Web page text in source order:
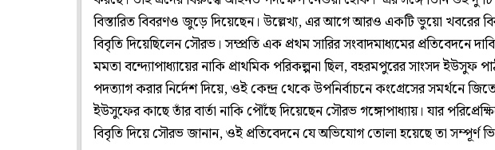
বিস্তারিত বিবরণও জুড়ে দিয়েছেন। উল্লেখ্য, এর আগে আরও একটি ভুয়ো খবরের
বিবৃতি দিয়েছিলেন সৌরভ। সম্প্রতি এক প্রথম সারির সংবাদমাধ্যমের প্রতিবেদনে
মমতা বন্দ্যোপাধ্যায়ের নাকি প্রাথমিক পরিকল্পনা ছিল, বহরমপুরের সাংসদ ইউসুফ
পদত্যাগ করার নির্দেশ দিয়ে, ওই কেন্দ্র থেকে উপনির্বাচনে কংগ্রেসের সমর্থনে
ইউসুফের কাছে তাঁর বার্তা নাকি পৌঁছে দিয়েছেন সৌরভ গঙ্গোপাধ্যায়। যার
বিবৃতি দিয়ে সৌরভ জানান, ওই প্রতিবেদনে যে অভিযোগ তোলা হয়েছে তা সম্পূর্ণ